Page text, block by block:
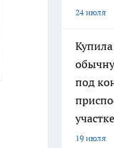
24 июля
под
участке
19 июля